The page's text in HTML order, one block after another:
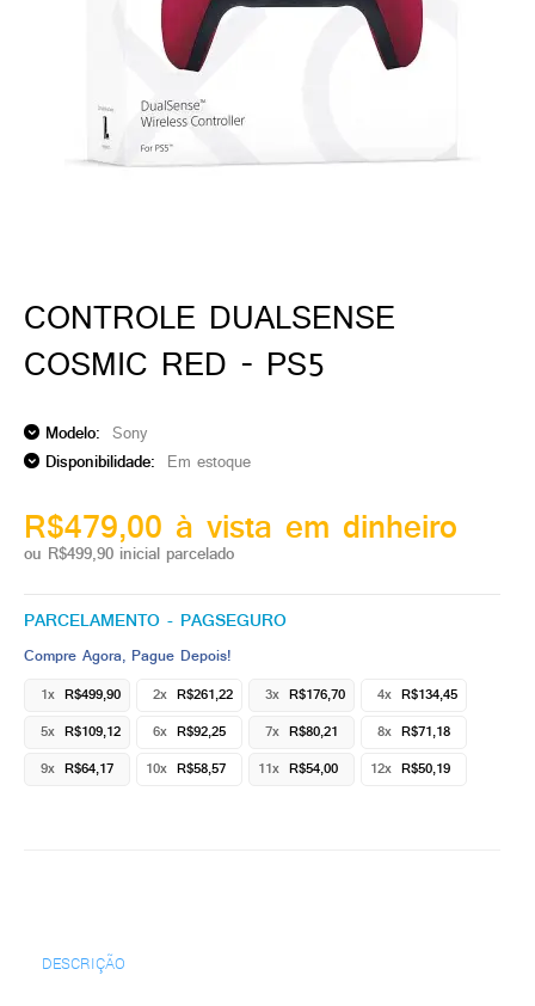
CONTROLE DUALSENSE
COSMIC RED - PS5
Modelo: Sony
Disponibilidade: Em estoque
R$479,00 à vista em dinheiro
ou R$499,90 inicial parcelado
PARCELAMENTO - PAGSEGURO
Compre Agora, Pague Depois!
1x R$499,90 2x R$261,22 3x R$176,70 4x R$134,45
5x R$109,12 6x R$92,25 7x R$80,21 8x R$71,18
9x R$64,17 10x R$58,57 11x R$54,00 12x R$50,19
DESCRIÇÃO